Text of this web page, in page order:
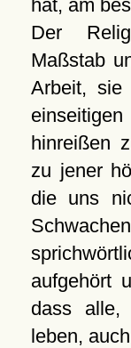
hat, am
Der
Maßstab
Arbeit, sie
hinreißen
zu jener
die uns
aufgehört
dass alle,
leben,